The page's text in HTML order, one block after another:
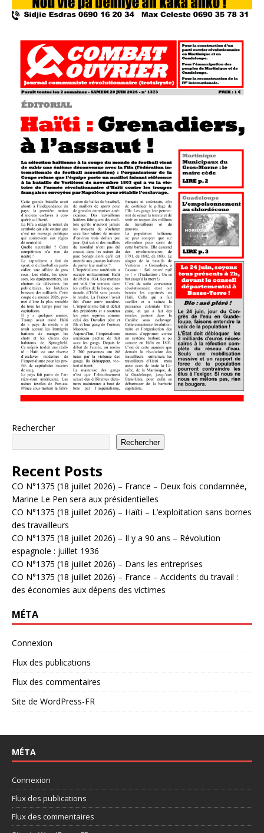
Rechercher
Rechercher
Recent Posts
CO N°1375 (18 juillet 2026) – France – Deux fois condamnée,
Marine Le Pen sera aux présidentielles
CO N°1375 (18 juillet 2026) – Haïti – L’exploitation sans bornes
des travailleurs
CO N°1375 (18 juillet 2026) – Il y a 90 ans – Révolution
espagnole : juillet 1936
CO N°1375 (18 juillet 2026) – Dans les entreprises
CO N°1375 (18 juillet 2026) – France – Accidents du travail :
des économies aux dépens des victimes
MÉTA
Connexion
Flux des publications
Flux des commentaires
Site de WordPress-FR
MÉTA
Connexion
Flux des publications
Flux des commentaires